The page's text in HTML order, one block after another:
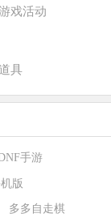
戏活动
具
手游
版
多多自走棋